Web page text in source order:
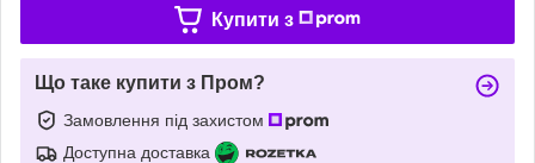
Купити з
Що таке купити з Пром?
Замовлення під захистом
Доступна доставка